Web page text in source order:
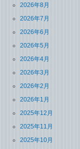
2026年8月
2026年7月
2026年6月
2026年5月
2026年4月
2026年3月
2026年2月
2026年1月
2025年12月
2025年11月
2025年10月